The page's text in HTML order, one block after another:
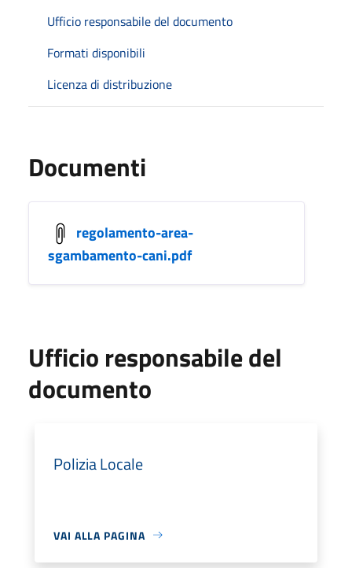
Ufficio responsabile del documento
Formati disponibili
Licenza di distribuzione
Documenti
regolamento-area-
sgambamento-cani.pdf
Ufficio responsabile del
documento
Polizia Locale
VAI ALLA PAGINA